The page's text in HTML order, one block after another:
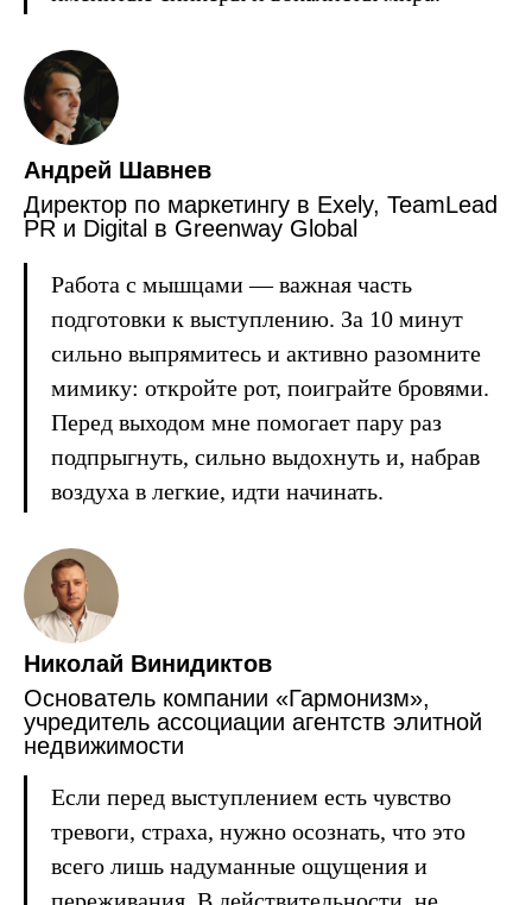
Андрей Шавнев
Директор по маркетингу в Exely, TeamLead
PR и Digital в Greenway Global
Работа с мышцами — важная часть
подготовки к выступлению. За 10 минут
сильно выпрямитесь и активно разомните
мимику: откройте рот, поиграйте бровями.
Перед выходом мне помогает пару раз
подпрыгнуть, сильно выдохнуть и, набрав
воздуха в легкие, идти начинать.
Николай Винидиктов
Основатель компании «Гармонизм»,
учредитель ассоциации агентств элитной
недвижимости
Если перед выступлением есть чувство
тревоги, страха, нужно осознать, что это
всего лишь надуманные ощущения и
переживания. В действительности, не